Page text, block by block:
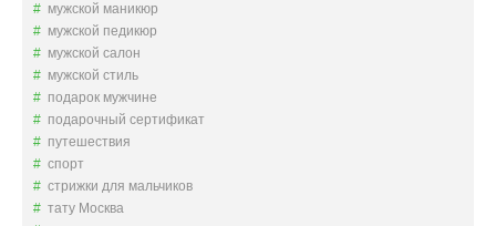
мужской маникюр
мужской педикюр
мужской салон
мужской стиль
подарок мужчине
подарочный сертификат
путешествия
спорт
стрижки для мальчиков
тату Москва